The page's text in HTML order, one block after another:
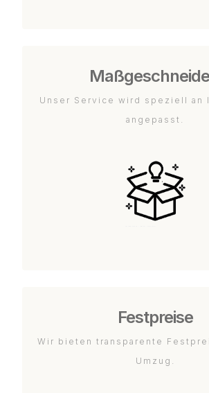
Unser Service wird speziell an
angepasst.
Festpreise
Wir bieten transparente
Umzug.